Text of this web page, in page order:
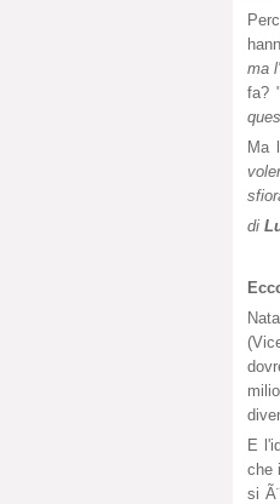
ma
fa? "
Ma
di
E
che
si